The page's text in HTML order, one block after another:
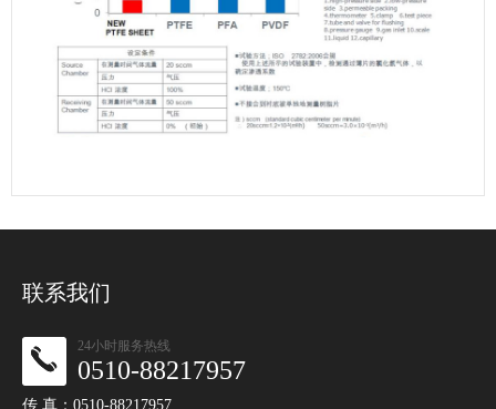
联系我们
24小时服务热线
0510-88217957
传 真：0510-88217957